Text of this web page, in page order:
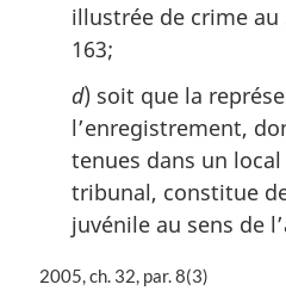
illustrée de crime au
163;
d) soit que la
l’enregistrement,
tenues dans un
tribunal, constitue
juvénile au sens de
N
2005, ch. 32, par. 8(3)